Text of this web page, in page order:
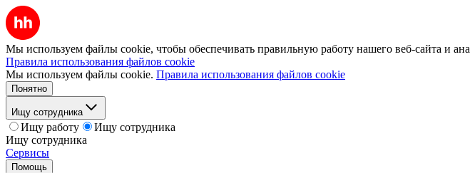
Мы используем файлы cookie, чтобы обеспечивать правильную работу нашего веб-сайта и
Правила использования файлов cookie
Мы используем файлы cookie. Правила использования файлов cookie
Понятно
Ищу сотрудника
Ищу работу
Ищу сотрудника
Ищу сотрудника
Сервисы
Помощь